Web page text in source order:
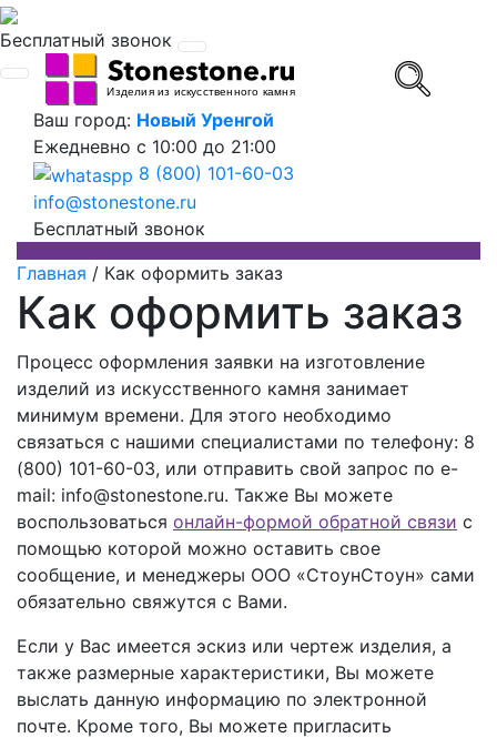
Бесплатный звонок
Ваш город: Новый Уренгой
Ежедневно с 10:00 до 21:00
8 (800) 101-60-03
info@stonestone.ru
Бесплатный звонок
Главная / Как оформить заказ
Как оформить заказ
Процесс оформления заявки на изготовление
изделий из искусственного камня занимает
минимум времени. Для этого необходимо
связаться с нашими специалистами по телефону: 8
(800) 101-60-03, или отправить свой запрос по e-
mail: info@stonestone.ru. Также Вы можете
воспользоваться онлайн-формой обратной связи с
помощью которой можно оставить свое
сообщение, и менеджеры ООО «СтоунСтоун» сами
обязательно свяжутся с Вами.
Если у Вас имеется эскиз или чертеж изделия, а
также размерные характеристики, Вы можете
выслать данную информацию по электронной
почте. Кроме того, Вы можете пригласить